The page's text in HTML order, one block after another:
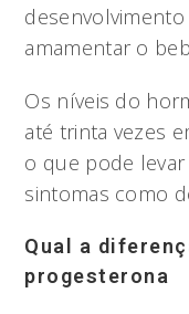
amamentar o
Os níveis do
até trinta vezes
o que pode
sintomas como
Qual a
progesterona